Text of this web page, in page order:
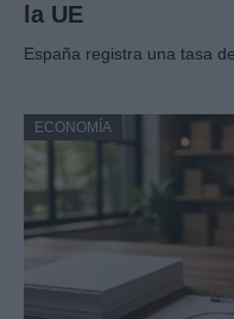
la UE
España registra una tasa
ECONOMÍA